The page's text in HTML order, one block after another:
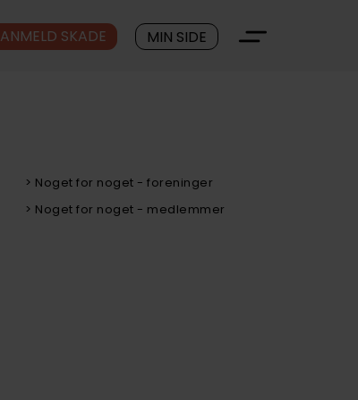
ANMELD SKADE MIN SIDE
> Noget for noget - foreninger
> Noget for noget - medlemmer